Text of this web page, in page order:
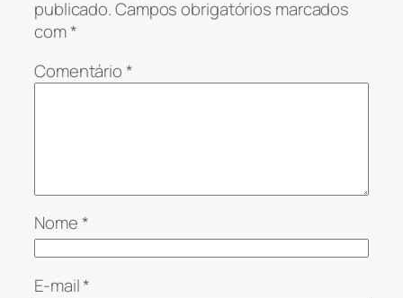
publicado.Campos obrigatórios marcados
com*
Comentário*
Nome*
E-mail*